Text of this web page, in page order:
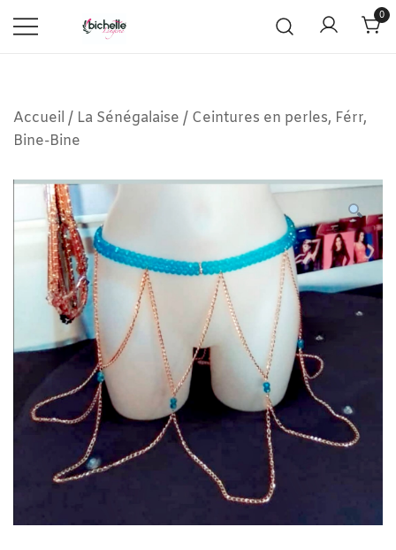
0
Accueil / La Sénégalaise / Ceintures en perles, Férr,
Bine-Bine